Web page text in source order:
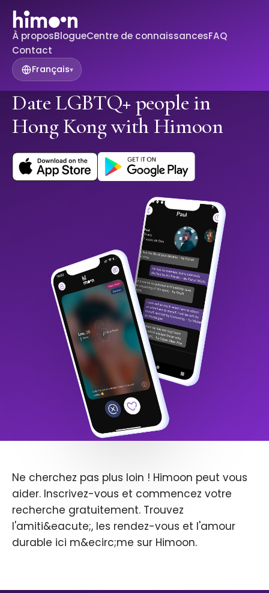
À proposBlogueCentre de connaissancesFAQ
Contact
Français▾
Date LGBTQ+ people in
Hong Kong with Himoon
Ne cherchez pas plus loin ! Himoon peut vous
aider. Inscrivez-vous et commencez votre
recherche gratuitement. Trouvez
l'amiti&eacute;, les rendez-vous et l'amour
durable ici m&ecirc;me sur Himoon.